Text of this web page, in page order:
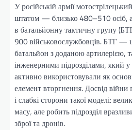
У російській армії
штатом — близько 480–510 осіб,
в батальйонну тактичну групу
900 військовослужбовців. БТГ —
батальйон з доданою артилерією,
інженерними підрозділами, який
активно використовували як
елемент вторгнення. Досвід війни
і слабкі сторони такої моделі:
масу, але робить підрозділ
зброї та дронів.